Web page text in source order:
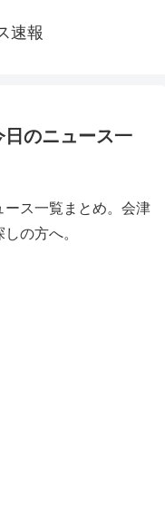
速報
のニュース一
ス一覧まとめ。会津
の方へ。